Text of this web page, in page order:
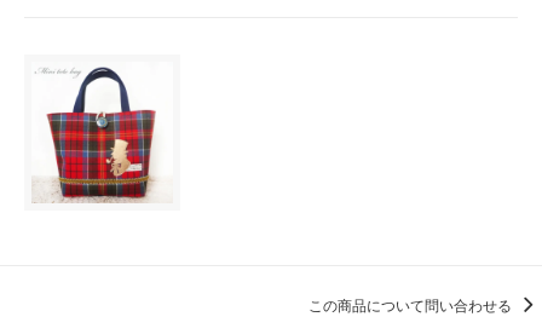
この商品について問い合わせる